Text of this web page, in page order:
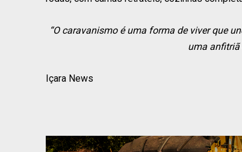
“O caravanismo é uma forma de viver que
uma anfitriã
Içara News